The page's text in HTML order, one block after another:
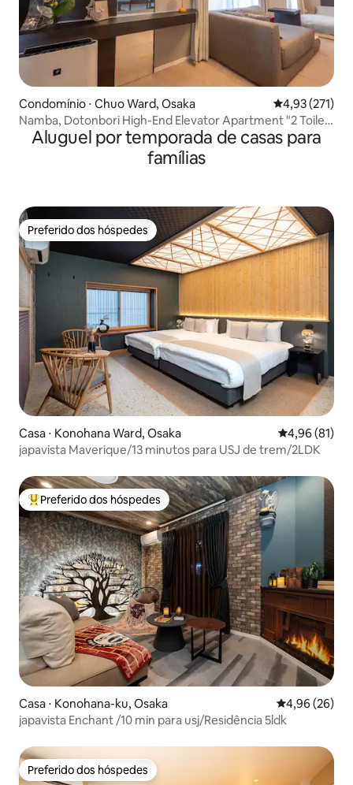
Condomínio ⋅ Chuo Ward, Osaka 4,93 de uma
4,93 (271)
Namba, Dotonbori High-End Elevator Apartment "2 Toilet"
1 min a pé do Subway & Kuromon Market 3 min &
Shinsaibashi 5 min,
Aluguel por temporada de casas para
famílias
Preferido dos hóspedes
Preferido dos hóspedes
Casa ⋅ Konohana Ward, Osaka 4,96 de uma
4,96 (81)
japavista Maverique/13 minutos para USJ de trem/2LDK
Entre os melhores preferidos dos hóspedes
Preferido dos hóspedes
Casa ⋅ Konohana-ku, Osaka 4,96 de uma
4,96 (26)
japavista Enchant /10 min para usj/Residência 5ldk
Preferido dos hóspedes
Preferido dos hóspedes